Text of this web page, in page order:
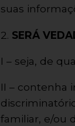
suas
2. SERÁ
I – seja, de
II – contenha
familiar, e/ou